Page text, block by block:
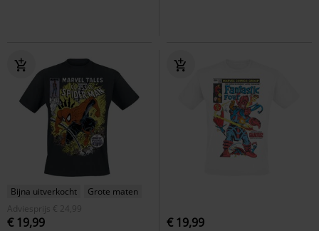
Bijna uitverkocht
Grote maten
Adviesprijs
€ 24,99
€ 19,99 € 19,99